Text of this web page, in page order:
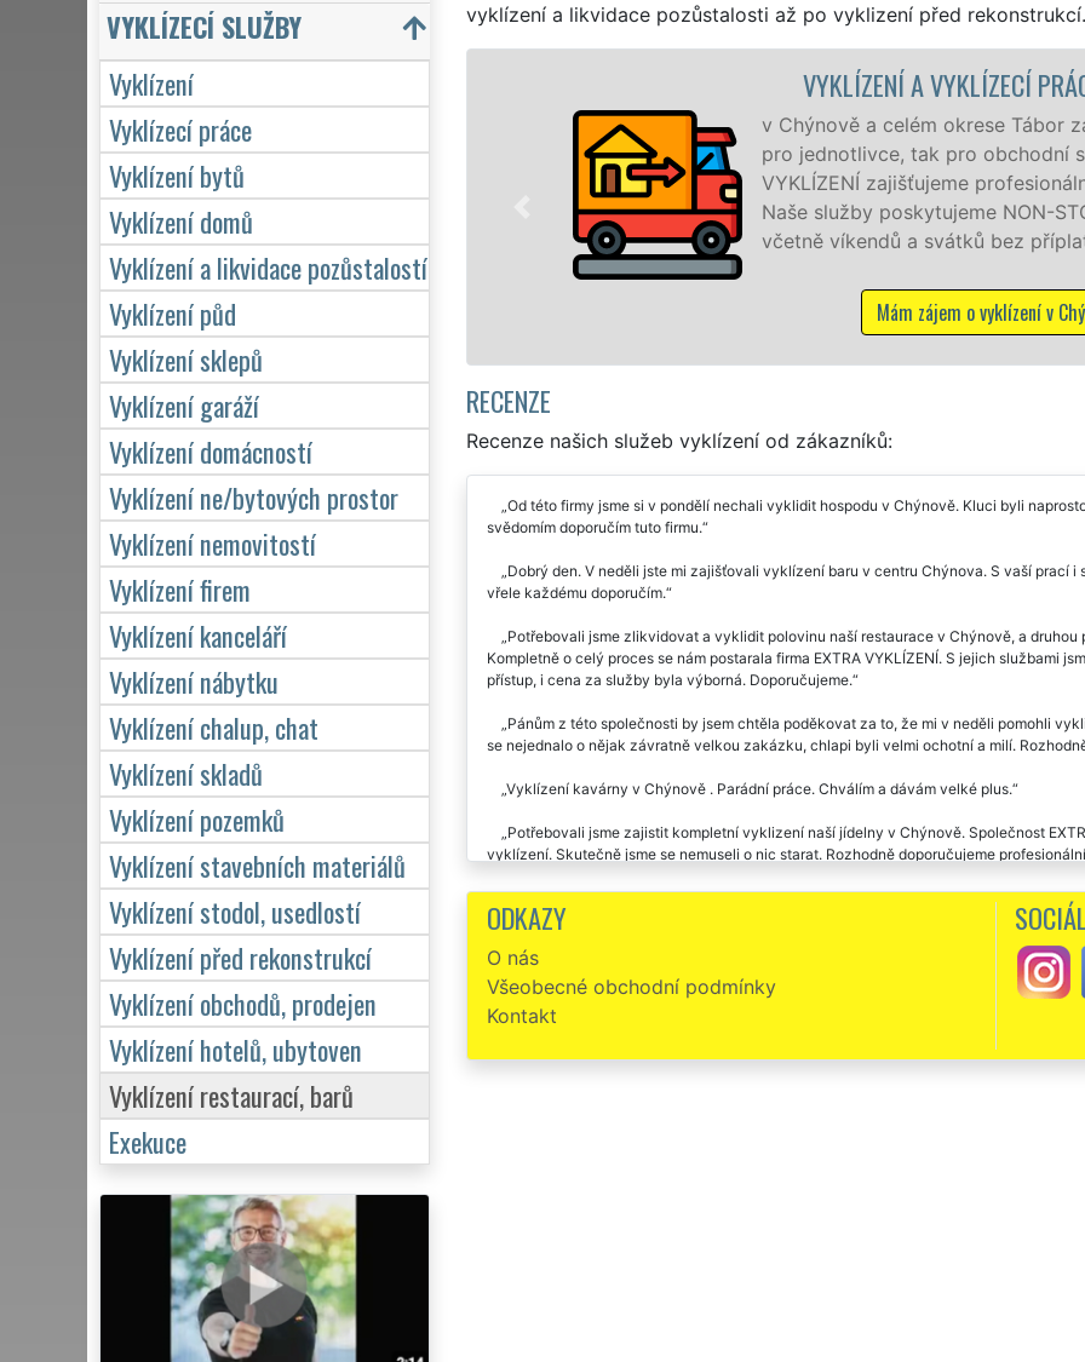
vyklízení a likvidace pozůstalosti až po vyklizení před rekonstrukcí.
v Chýnově a celém okrese Tábor zajišťujeme služby vyklízení, a to jak
pro jednotlivce, tak pro obchodní společnosti. Pod značkou sítě EXTRA
VYKLÍZENÍ zajišťujeme profesionální a kvalitní servis se zárukou kvality.
Naše služby poskytujeme NON-STOP 24 hodin denně, 7 dní v týdnu
včetně víkendů a svátků bez příplatků.
RECENZE
Recenze našich služeb vyklízení od zákazníků:
Od této firmy jsme si v pondělí nechali vyklidit hospodu v Chýnově. Kluci byli
svědomím doporučím tuto firmu.
Dobrý den. V neděli jste mi zajišťovali vyklízení baru v centru Chýnova. S vaší prací
vřele každému doporučím.
Potřebovali jsme zlikvidovat a vyklidit polovinu naší restaurace v Chýnově, a
Kompletně o celý proces se nám postarala firma EXTRA VYKLÍZENÍ. S jejich službami
přístup, i cena za služby byla výborná. Doporučujeme.
Pánům z této společnosti by jsem chtěla poděkovat za to, že mi v neděli pomohli
se nejednalo o nějak závratně velkou zakázku, chlapi byli velmi ochotní a milí.
Vyklízení kavárny v Chýnově . Parádní práce. Chválím a dávám velké plus.
Potřebovali jsme zajistit kompletní vyklizení naší jídelny v Chýnově. Společnost
vyklízení. Skutečně jsme se nemuseli o nic starat. Rozhodně doporučujeme
Vyklízení restauračních prostor v Chýnově proběhlo naprosto v pořádku. Bylo
přístup a kvalitu práce.
Touto cestou internetové recenze by jsem chtěl poděkovat společnosti EXTRA
restaurace v Chýnově. Od prvotního kontaktu s touto společností bylo poznat, že se
firmy rozhodně doporučujeme.
ODKAZY
O nás
Všeobecné obchodní podmínky
Kontakt
VYKLÍZECÍ SLUŽBY
Vyklízení
Vyklízecí práce
Vyklízení bytů
Vyklízení domů
Vyklízení a likvidace pozůstalostí
Vyklízení půd
Vyklízení sklepů
Vyklízení garáží
Vyklízení domácností
Vyklízení ne/bytových prostor
Vyklízení nemovitostí
Vyklízení firem
Vyklízení kanceláří
Vyklízení nábytku
Vyklízení chalup, chat
Vyklízení skladů
Vyklízení pozemků
Vyklízení stavebních materiálů
Vyklízení stodol, usedlostí
Vyklízení před rekonstrukcí
Vyklízení obchodů, prodejen
Vyklízení hotelů, ubytoven
Vyklízení restaurací, barů
Exekuce